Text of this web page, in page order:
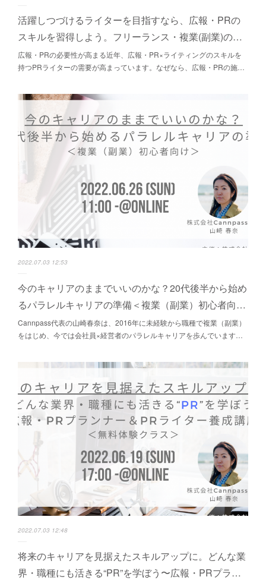
活躍しつづけるライターを目指すなら、広報・PRの
スキルを習得しよう。フリーランス・複業(副業)の…
広報・PRの必要性が高まる近年、広報・PR×ライティングのスキルを
持つPRライターの需要が高まっています。なぜなら、広報・PRの施…
2022.07.03 12:53
今のキャリアのままでいいのかな？20代後半から始め
るパラレルキャリアの準備＜複業（副業）初心者向…
Cannpass代表の山崎春奈は、2016年に未経験から職種で複業（副業）
をはじめ、今では会社員×経営者のパラレルキャリアを歩んでいます…
2022.07.03 12:48
将来のキャリアを見据えたスキルアップに。どんな業
界・職種にも活きる“PR”を学ぼう〜広報・PRプラ…